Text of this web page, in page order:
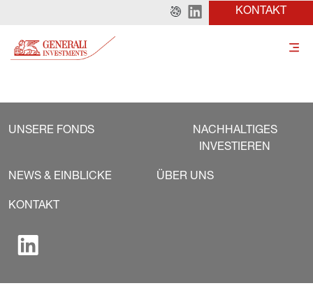
KONTAKT
UNSERE FONDS
NACHHALTIGES
INVESTIEREN
NEWS & EINBLICKE ÜBER UNS
KONTAKT